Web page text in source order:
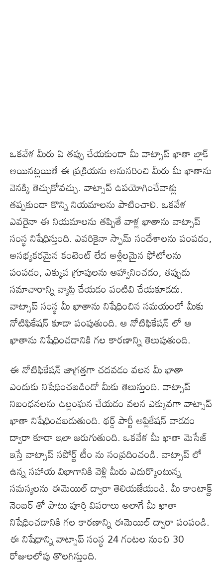
ఒకవేళ మీరు ఏ తప్పు చేయకుండా మీ వాట్సాప్ ఖాతా బ్లాక్
అయినట్లయితే ఈ ప్రక్రియను అనుసరించి మీరు మీ ఖాతాను
వెనక్కి తెచ్చుకోవచ్చు. వాట్సాప్ ఉపయోగించేవాళ్లు
తప్పకుండా కొన్ని నియమాలను పాటించాలి. ఒకవేళ
ఎవరైనా ఈ నియమాలను తప్పితే వాళ్ల ఖాతాను వాట్సాప్
సంస్థ నిషేధిస్తుంది. ఎవరికైనా స్పామ్ సందేశాలను పంపడం,
అసభ్యకరమైన కంటెంట్ లేద అశ్లీలమైన ఫోటోలను
పంపడం, ఎక్కువ గ్రూపులను ఆహ్వానించడం, తప్పుడు
సమాచారాన్ని వ్యాప్తి చేయడం వంటివి చేయకూడదు.
వాట్సాప్ సంస్థ మీ ఖాతాను నిషేధించిన సమయంలో మీకు
నోటిఫికేషన్ కూడా పంపుతుంది. ఆ నోటిఫికేషన్ లో ఆ
ఖాతాను నిషేధించడానికి గల కారణాన్ని తెలుపుతుంది.
ఈ నోటిఫికేషన్ జాగ్రత్తగా చదవడం వలన మీ ఖాతా
ఎందుకు నిషేధించబడిందో మీకు తెలుస్తుంది. వాట్సాప్
నిబంధనలను ఉల్లంఘన చేయడం వలన ఎక్కువగా వాట్సాప్
ఖాతా నిషేధించబడుతుంది. థర్డ్ పార్టీ అప్లికేషన్ వాడడం
ద్వారా కూడా ఇలా జరుగుతుంది. ఒకవేళ మీ ఖాతా మెసేజ్
ఇస్తే వాట్సాప్ సపోర్ట్ టీం ను సంప్రదించండి. వాట్సాప్ లో
ఉన్న సహాయ విభాగానికి వెళ్లి మీరు ఎదుర్కొంటున్న
సమస్యలను ఈమెయిల్ ద్వారా తెలియజేయండి. మీ కాంటాక్ట్
నెంబర్ తో పాటు పూర్తి వివరాలు అలాగే మీ ఖాతా
నిషేధించడానికి గల కారణాన్ని ఈమెయిల్ ద్వారా పంపండి.
ఈ నిషేధాన్ని వాట్సాప్ సంస్థ 24 గంటల నుంచి 30
రోజులలోపు తొలగిస్తుంది.